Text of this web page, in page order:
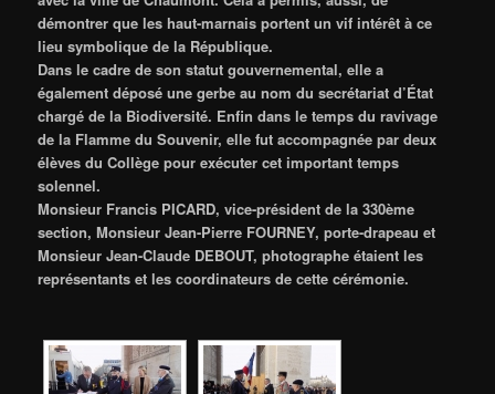
démontrer que les haut-marnais portent un vif intérêt à ce
lieu symbolique de la République.
Dans le cadre de son statut gouvernemental, elle a
également déposé une gerbe au nom du secrétariat d’État
chargé de la Biodiversité. Enfin dans le temps du ravivage
de la Flamme du Souvenir, elle fut accompagnée par deux
élèves du Collège pour exécuter cet important temps
solennel.
Monsieur Francis PICARD, vice-président de la 330ème
section, Monsieur Jean-Pierre FOURNEY, porte-drapeau et
Monsieur Jean-Claude DEBOUT, photographe étaient les
représentants et les coordinateurs de cette cérémonie.